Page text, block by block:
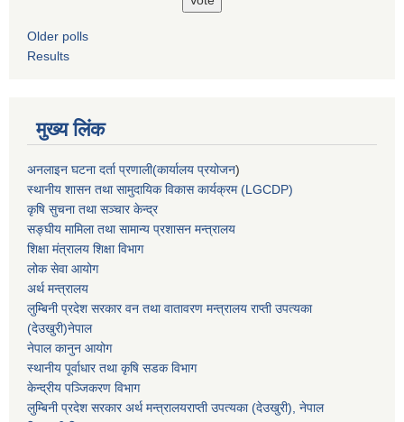
Older polls
Results
मुख्य लिंक
अनलाइन घटना दर्ता प्रणाली(कार्यालय प्रयोजन)
स्थानीय शासन तथा सामुदायिक विकास कार्यक्रम (LGCDP)
कृषि सुचना तथा सञ्चार केन्द्र
सङ्घीय मामिला तथा सामान्य प्रशासन मन्त्रालय
शिक्षा मंत्रालय शिक्षा विभाग
लोक सेवा आयोग
अर्थ मन्त्रालय
लुम्बिनी प्रदेश सरकार वन तथा वातावरण मन्त्रालय राप्ती उपत्यका
(देउखुरी)नेपाल
नेपाल कानुन आयोग
स्थानीय पूर्वाधार तथा कृषि सडक विभाग
केन्द्रीय पञ्जिकरण विभाग
लुम्बिनी प्रदेश सरकार अर्थ मन्त्रालयराप्ती उपत्यका (देउखुरी), नेपाल